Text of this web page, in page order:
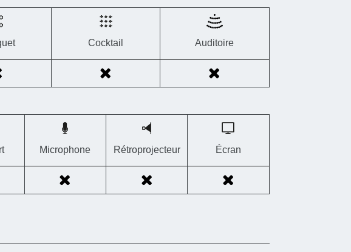
Cocktail Auditoire
Microphone Rétroprojecteur Écran